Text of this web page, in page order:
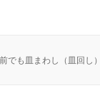
でも皿まわし（皿回し）